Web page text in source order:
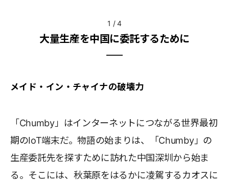
1 /4
大量生産を中国に委託するために
メイド・イン・チャイナの破壊力
「Chumby」はインターネットにつながる世界最初
期のIoT端末だ。物語の始まりは、「Chumby」の
生産委託先を探すために訪れた中国深圳から始ま
る。そこには、秋葉原をはるかに凌駕するカオスに